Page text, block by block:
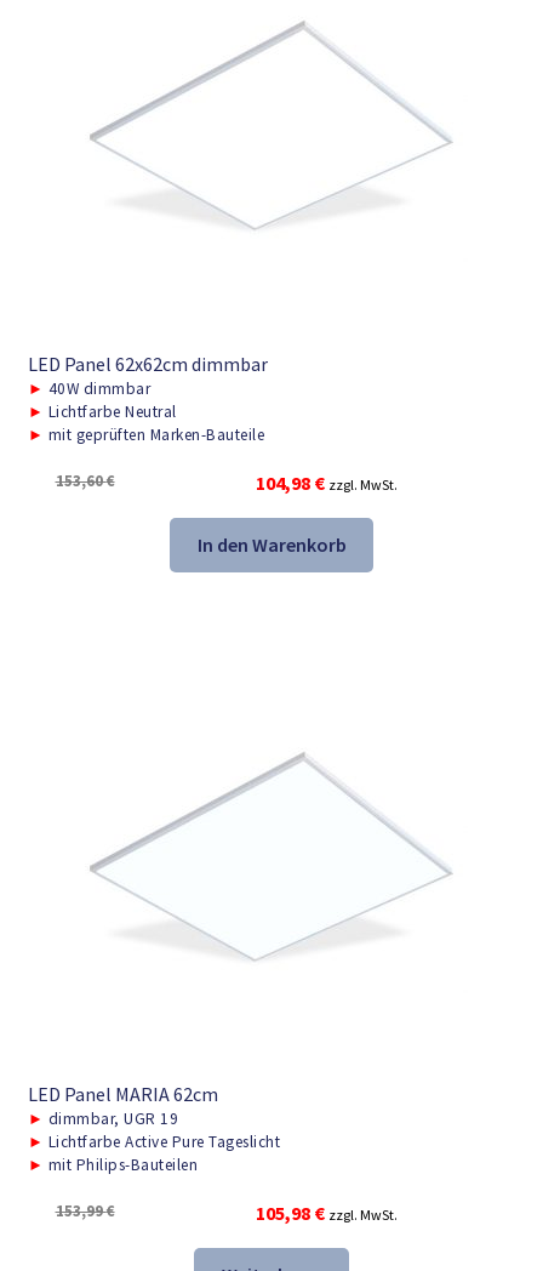
LED Panel 62x62cm dimmbar
► 40W dimmbar
► Lichtfarbe Neutral
► mit geprüften Marken-Bauteile
153,60€
Ursprünglicher
Preis
war:
153,60 €
104,98 €Aktueller
Preis
ist:
104,98 €.
zzgl. MwSt.
In den Warenkorb
LED Panel MARIA 62cm
► dimmbar, UGR 19
► Lichtfarbe Active Pure Tageslicht
► mit Philips-Bauteilen
153,99€
Ursprünglicher
Preis
105,98 €Aktueller
Preis
zzgl. MwSt.